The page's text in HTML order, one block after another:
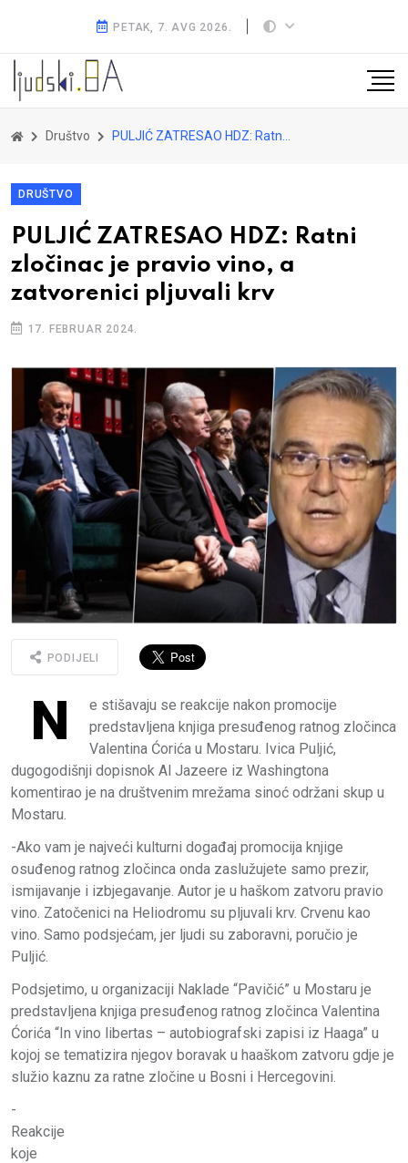
PETAK, 7. AVG 2026.
Društvo PULJIĆ ZATRESAO HDZ: Ratni zločinac je pravio vino, a zatvorenici pljuvali krv
DRUŠTVO
PULJIĆ ZATRESAO HDZ: Ratni
zločinac je pravio vino, a
zatvorenici pljuvali krv
17. FEBRUAR 2024.
PODIJELI
N
e stišavaju se reakcije nakon promocije
predstavljena knjiga presuđenog ratnog zločinca
Valentina Ćorića u Mostaru. Ivica Puljić,
dugogodišnji dopisnok Al Jazeere iz Washingtona
komentirao je na društvenim mrežama sinoć održani skup u
Mostaru.
-Ako vam je najveći kulturni događaj promocija knjige
osuđenog ratnog zločinca onda zaslužujete samo prezir,
ismijavanje i izbjegavanje. Autor je u haškom zatvoru pravio
vino. Zatočenici na Heliodromu su pljuvali krv. Crvenu kao
vino. Samo podsjećam, jer ljudi su zaboravni, poručio je
Puljić.
Podsjetimo, u organizaciji Naklade “Pavičić” u Mostaru je
predstavljena knjiga presuđenog ratnog zločinca Valentina
Ćorića “In vino libertas – autobiografski zapisi iz Haaga” u
kojoj se tematizira njegov boravak u haaškom zatvoru gdje je
služio kaznu za ratne zločine u Bosni i Hercegovini.
-
Reakcije
koje